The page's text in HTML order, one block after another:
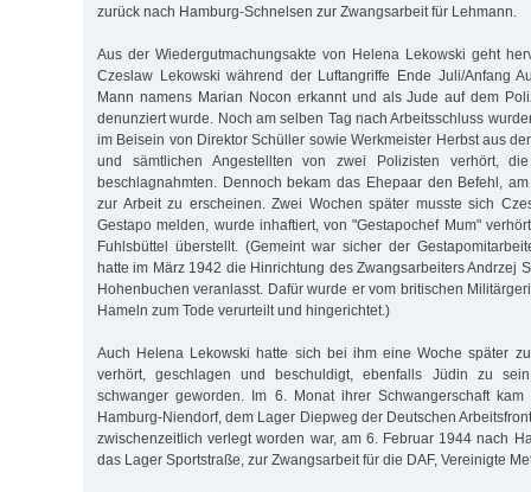
zurück nach Hamburg-Schnelsen zur Zwangsarbeit für Lehmann.
Aus der Wiedergutmachungsakte von Helena Lekowski geht
Czeslaw Lekowski während der Luftangriffe Ende Juli/Anfang
Mann namens Marian Nocon erkannt und als Jude auf dem
denunziert wurde. Noch am selben Tag nach Arbeitsschluss
im Beisein von Direktor Schüller sowie Werkmeister Herbst aus
und sämtlichen Angestellten von zwei Polizisten verhört,
beschlagnahmten. Dennoch bekam das Ehepaar den Befehl,
zur Arbeit zu erscheinen. Zwei Wochen später musste sich
Gestapo melden, wurde inhaftiert, von "Gestapochef Mum"
Fuhlsbüttel überstellt. (Gemeint war sicher der
hatte im März 1942 die Hinrichtung des Zwangsarbeiters Andrzej
Hohenbuchen veranlasst. Dafür wurde er vom britischen
Hameln zum Tode verurteilt und hingerichtet.)
Auch Helena Lekowski hatte sich bei ihm eine Woche später
verhört, geschlagen und beschuldigt, ebenfalls Jüdin zu
schwanger geworden. Im 6. Monat ihrer Schwangerschaft
Hamburg-Niendorf, dem Lager Diepweg der Deutschen
zwischenzeitlich verlegt worden war, am 6. Februar 1944 nach
das Lager Sportstraße, zur Zwangsarbeit für die DAF, Vereinigte